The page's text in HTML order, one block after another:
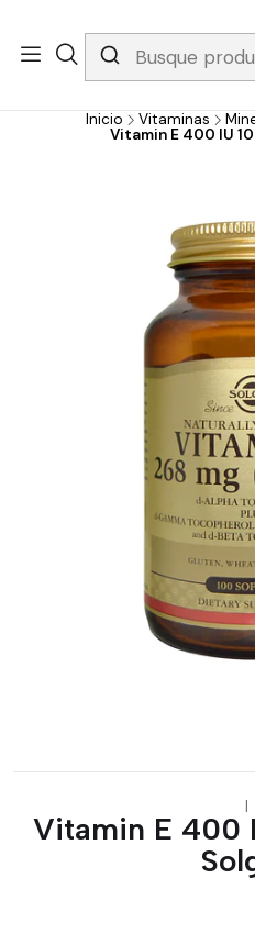
Whatsapp 3229079958/ Fijo
gratis apartir de 199.000!
Inicio Vitaminas
Vitamin E 400 IU
|
Vitamin E 400